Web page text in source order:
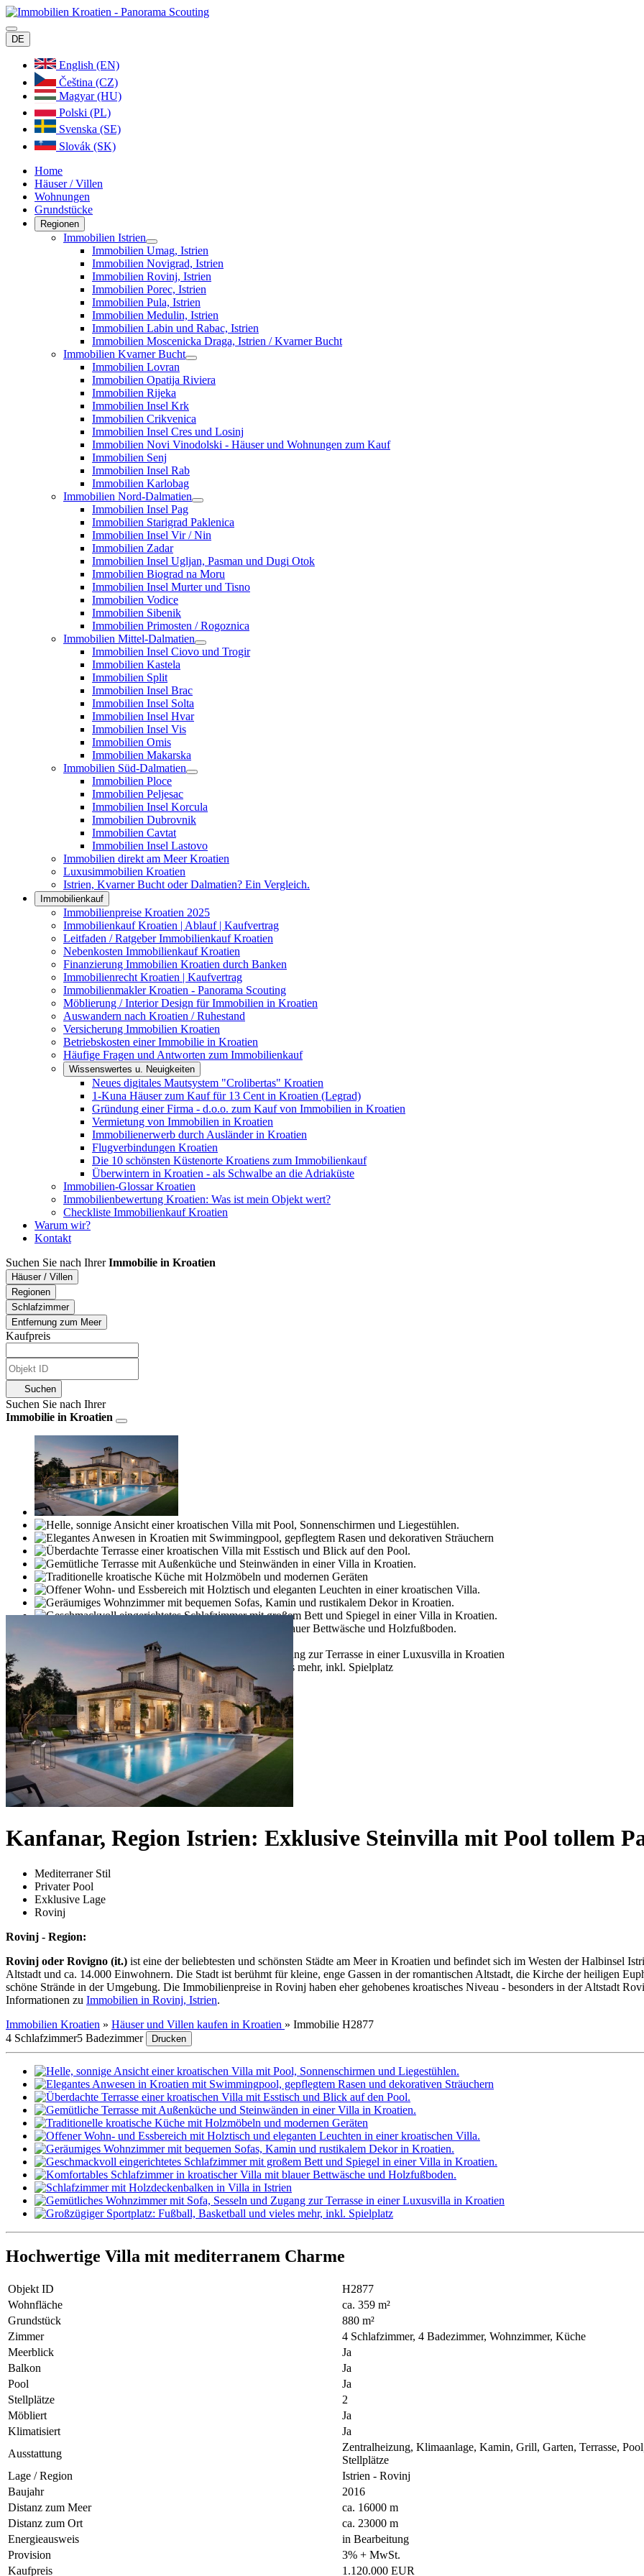
DE
English (EN)
Čeština (CZ)
Magyar (HU)
Polski (PL)
Svenska (SE)
Slovák (SK)
Home
Häuser / Villen
Wohnungen
Grundstücke
Regionen
Immobilien Istrien
Immobilien Umag, Istrien
Immobilien Novigrad, Istrien
Immobilien Rovinj, Istrien
Immobilien Porec, Istrien
Immobilien Pula, Istrien
Immobilien Medulin, Istrien
Immobilien Labin und Rabac, Istrien
Immobilien Moscenicka Draga, Istrien / Kvarner Bucht
Immobilien Kvarner Bucht
Immobilien Lovran
Immobilien Opatija Riviera
Immobilien Rijeka
Immobilien Insel Krk
Immobilien Crikvenica
Immobilien Insel Cres und Losinj
Immobilien Novi Vinodolski - Häuser und Wohnungen zum Kauf
Immobilien Senj
Immobilien Insel Rab
Immobilien Karlobag
Immobilien Nord-Dalmatien
Immobilien Insel Pag
Immobilien Starigrad Paklenica
Immobilien Insel Vir / Nin
Immobilien Zadar
Immobilien Insel Ugljan, Pasman und Dugi Otok
Immobilien Biograd na Moru
Immobilien Insel Murter und Tisno
Immobilien Vodice
Immobilien Sibenik
Immobilien Primosten / Rogoznica
Immobilien Mittel-Dalmatien
Immobilien Insel Ciovo und Trogir
Immobilien Kastela
Immobilien Split
Immobilien Insel Brac
Immobilien Insel Solta
Immobilien Insel Hvar
Immobilien Insel Vis
Immobilien Omis
Immobilien Makarska
Immobilien Süd-Dalmatien
Immobilien Ploce
Immobilien Peljesac
Immobilien Insel Korcula
Immobilien Dubrovnik
Immobilien Cavtat
Immobilien Insel Lastovo
Immobilien direkt am Meer Kroatien
Luxusimmobilien Kroatien
Istrien, Kvarner Bucht oder Dalmatien? Ein Vergleich.
Immobilienkauf
Immobilienpreise Kroatien 2025
Immobilienkauf Kroatien | Ablauf | Kaufvertrag
Leitfaden / Ratgeber Immobilienkauf Kroatien
Nebenkosten Immobilienkauf Kroatien
Finanzierung Immobilien Kroatien durch Banken
Immobilienrecht Kroatien | Kaufvertrag
Immobilienmakler Kroatien - Panorama Scouting
Möblierung / Interior Design für Immobilien in Kroatien
Auswandern nach Kroatien / Ruhestand
Versicherung Immobilien Kroatien
Betriebskosten einer Immobilie in Kroatien
Häufige Fragen und Antworten zum Immobilienkauf
Wissenswertes u. Neuigkeiten
Neues digitales Mautsystem "Crolibertas" Kroatien
1-Kuna Häuser zum Kauf für 13 Cent in Kroatien (Legrad)
Gründung einer Firma - d.o.o. zum Kauf von Immobilien in Kroatien
Vermietung von Immobilien in Kroatien
Immobilienerwerb durch Ausländer in Kroatien
Flugverbindungen Kroatien
Die 10 schönsten Küstenorte Kroatiens zum Immobilienkauf
Überwintern in Kroatien - als Schwalbe an die Adriaküste
Immobilien-Glossar Kroatien
Immobilienbewertung Kroatien: Was ist mein Objekt wert?
Checkliste Immobilienkauf Kroatien
Warum wir?
Kontakt
Suchen Sie nach IhrerImmobilie in Kroatien
Häuser / Villen
Regionen
Schlafzimmer
Entfernung zum Meer
Kaufpreis
Suchen
Suchen Sie nach Ihrer
Immobilie in Kroatien
Kanfanar, Region Istrien: Exklusive Steinvilla mit Pool tollem
Mediterraner Stil
Privater Pool
Exklusive Lage
Rovinj
Rovinj - Region:
Rovinj oder Rovigno (it.) ist eine der beliebtesten und schönsten Städte am Meer in Kroatien und befindet sich im Westen der Halbinsel
Altstadt und ca. 14.000 Einwohnern. Die Stadt ist berühmt für kleine, enge Gassen in der romantischen Altstadt, die Kirche der heiligen
schöne Strände in der Umgebung. Die Immobilienpreise in Rovinj haben eher gehobenes kroatisches Niveau - besonders in der Altstadt
Informationen zu Immobilien in Rovinj, Istrien.
Immobilien Kroatien » Häuser und Villen kaufen in Kroatien » Immobilie H2877
4 Schlafzimmer5 Badezimmer Drucken
Hochwertige Villa mit mediterranem Charme
Objekt ID
H2877
Wohnfläche
ca. 359 m²
Grundstück
880 m²
Zimmer
4 Schlafzimmer, 4 Badezimmer, Wohnzimmer, Küche
Meerblick
Ja
Balkon
Ja
Pool
Ja
Stellplätze
2
Möbliert
Ja
Klimatisiert
Ja
Ausstattung
Zentralheizung, Klimaanlage, Kamin, Grill, Garten, Terrasse,
Stellplätze
Lage / Region
Istrien - Rovinj
Baujahr
2016
Distanz zum Meer
ca. 16000 m
Distanz zum Ort
ca. 23000 m
Energieausweis
in Bearbeitung
Provision
3% + MwSt.
Kaufpreis
1.120.000 EUR